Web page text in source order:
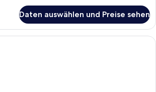
Daten auswählen und Preise sehen